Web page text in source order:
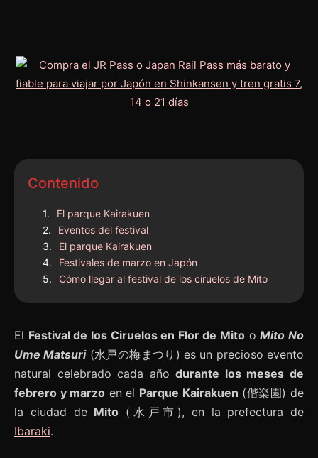
Contenido
El parque Kairakuen
Eventos del festival
El parque Kairakuen
Festivales de marzo en Japón
Cómo llegar al festival de los ciruelos de Mito
El Festival de los Ciruelos en Flor de Mito oMito No
Ume Matsuri(水戸の梅まつり) es un precioso evento
natural celebrado cada añodurante los meses de
febrero y marzo en el Parque Kairakuen (偕楽園) de
la ciudad de Mito (水戸市), en la prefectura de
Ibaraki.